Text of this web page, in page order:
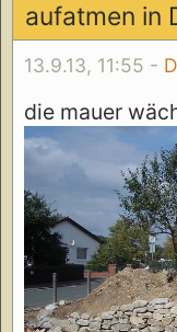
aufatmen in
13.9.13, 11:55 -
die mauer